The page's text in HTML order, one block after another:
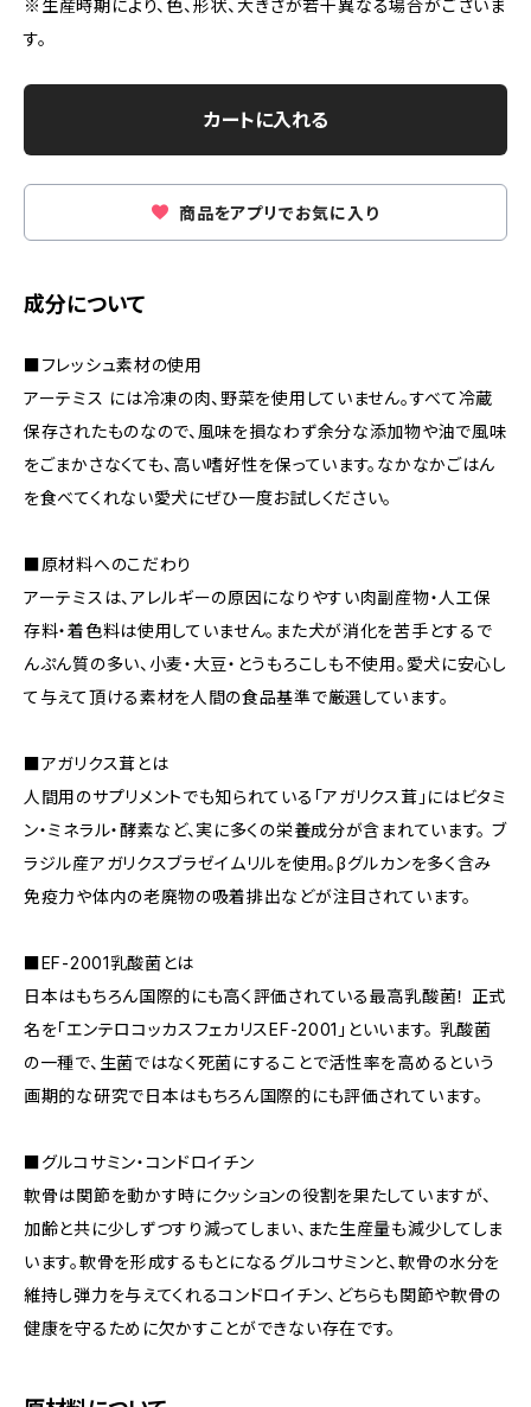
※生産時期により、色、形状、大きさが若干異なる場合がございま
す。
カートに入れる
商品をアプリでお気に入り
成分について
■フレッシュ素材の使用
アーテミス には冷凍の肉、野菜を使用していません。すべて冷蔵
保存されたものなので、風味を損なわず余分な添加物や油で風味
をごまかさなくても、高い嗜好性を保っています。なかなかごはん
を食べてくれない愛犬にぜひ一度お試しください。
■原材料へのこだわり
アーテミスは、アレルギーの原因になりやすい肉副産物・人工保
存料・着色料は使用していません。また犬が消化を苦手とするで
んぷん質の多い、小麦・大豆・とうもろこしも不使用。愛犬に安心し
て与えて頂ける素材を人間の食品基準で厳選しています。
■アガリクス茸とは
人間用のサプリメントでも知られている「アガリクス茸」にはビタミ
ン・ミネラル・酵素など、実に多くの栄養成分が含まれています。 ブ
ラジル産アガリクスブラゼイムリルを使用。βグルカンを多く含み
免疫力や体内の老廃物の吸着排出などが注目されています。
■EF-2001乳酸菌とは
日本はもちろん国際的にも高く評価されている最高乳酸菌！ 正式
名を「エンテロコッカスフェカリスEF-2001」といいます。 乳酸菌
の一種で、生菌ではなく死菌にすることで活性率を高めるという
画期的な研究で日本はもちろん国際的にも評価されています。
■グルコサミン・コンドロイチン
軟骨は関節を動かす時にクッションの役割を果たしていますが、
加齢と共に少しずつすり減ってしまい、また生産量も減少してしま
います。軟骨を形成するもとになるグルコサミンと、軟骨の水分を
維持し弾力を与えてくれるコンドロイチン、どちらも関節や軟骨の
健康を守るために欠かすことができない存在です。